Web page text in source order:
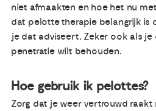
niet afmaakten en hoe het nu
dat pelotte therapie belangrijk is
je dat adviseert. Zeker ook als je
penetratie wilt behouden.
Hoe gebruik ik pelottes?
Zorg dat je weer vertrouwd